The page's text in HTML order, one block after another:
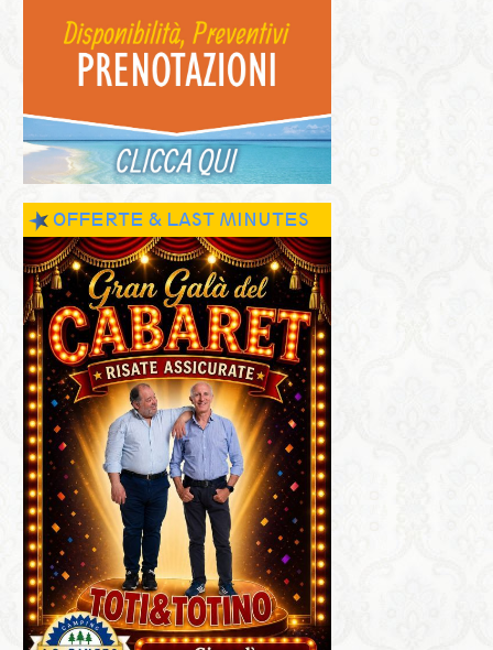
OFFERTE & LAST MINUTES